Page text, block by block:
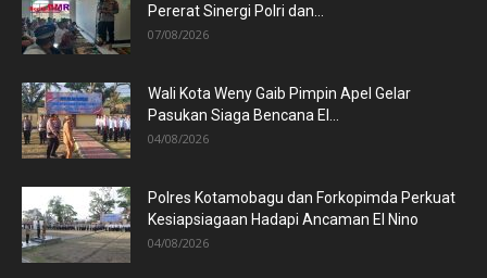
Pererat Sinergi Polri dan...
07/08/2026
Wali Kota Weny Gaib Pimpin Apel Gelar
Pasukan Siaga Bencana El...
04/08/2026
Polres Kotamobagu dan Forkopimda Perkuat
Kesiapsiagaan Hadapi Ancaman El Nino
04/08/2026